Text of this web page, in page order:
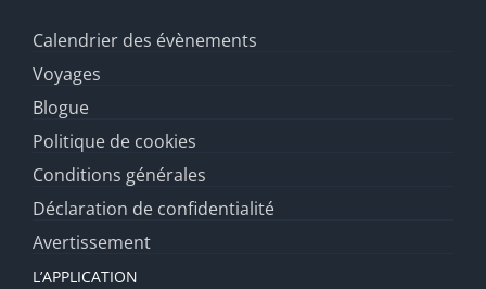
Calendrier des évènements
Voyages
Blogue
Politique de cookies
Conditions générales
Déclaration de confidentialité
Avertissement
L’APPLICATION